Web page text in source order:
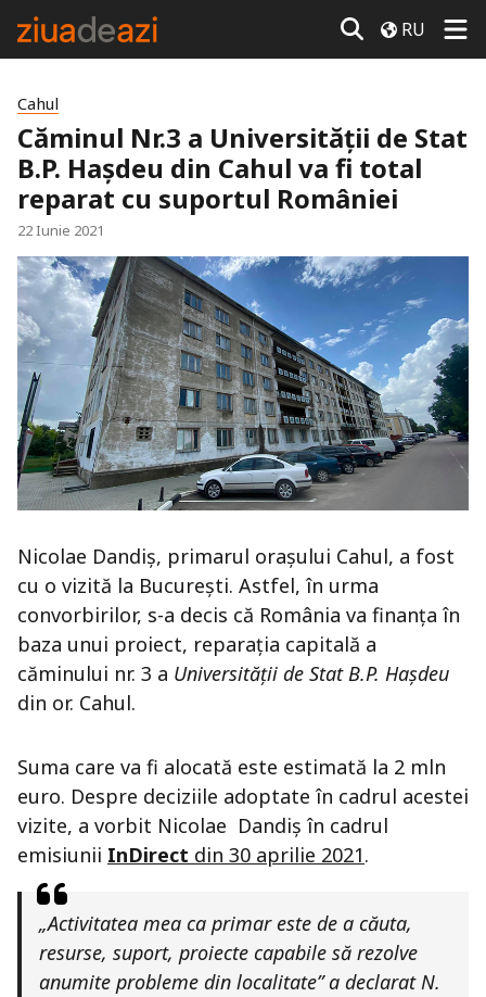
RU
Cahul
Căminul Nr.3 a Universității de Stat
B.P. Hașdeu din Cahul va fi total
reparat cu suportul României
22 Iunie 2021
Nicolae Dandiș, primarul orașului Cahul, a fost
cu o vizită la București. Astfel, în urma
convorbirilor, s-a decis că România va finanța în
baza unui proiect, reparația capitală a
căminului nr. 3 a Universității de Stat B.P. Hașdeu
din or. Cahul.
Suma care va fi alocată este estimată la 2 mln
euro. Despre deciziile adoptate în cadrul acestei
vizite, a vorbit Nicolae Dandiș în cadrul
emisiunii InDirect din 30 aprilie 2021.
„Activitatea mea ca primar este de a căuta,
resurse, suport, proiecte capabile să rezolve
anumite probleme din localitate” a declarat N.